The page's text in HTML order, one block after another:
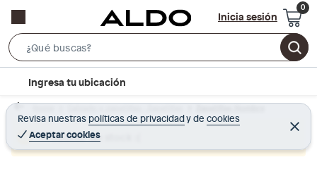
Inicia sesión
e
r
c
B
c
t
Ingresa tu ubicación
Revisa nuestras políticas de privacidadyde cookies
Aceptar cookies
C
e
r
Home Calzado y zapatillas - Zapatillas Zapatillas Hombre
Producto sin stock :(